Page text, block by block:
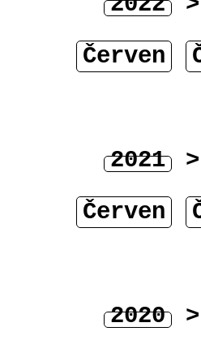
Červen
2021 >
Červen
2020 >